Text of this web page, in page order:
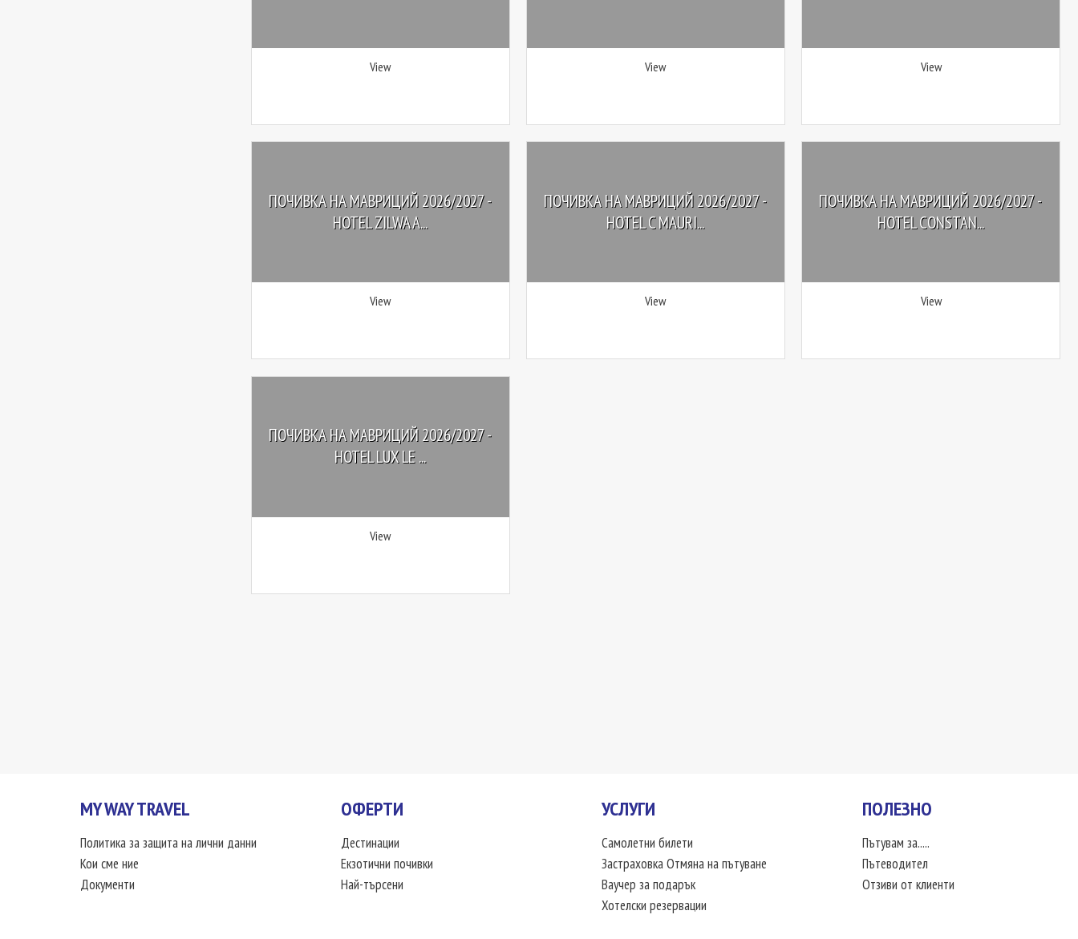
View View View
ПОЧИВКА НА МАВРИЦИЙ 2026/2027 -
HOTEL ZILWA A...
View
ПОЧИВКА НА МАВРИЦИЙ 2026/2027 -
HOTEL C MAURI...
View
ПОЧИВКА НА МАВРИЦИЙ 2026/2027 -
HOTEL CONSTAN...
View
ПОЧИВКА НА МАВРИЦИЙ 2026/2027 -
HOTEL LUX LE ...
View
MY WAY TRAVEL
Политика за защита на лични данни
Кои сме ние
Документи
ОФЕРТИ
Дестинации
Екзотични почивки
Най-търсени
УСЛУГИ
Самолетни билети
Застраховка Отмяна на пътуване
Ваучер за подарък
Хотелски резервации
ПОЛЕЗНО
Пътувам за.....
Пътеводител
Отзиви от клиенти